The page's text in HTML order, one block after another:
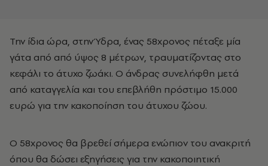
Την ίδια ώρα, στην Ύδρα, ένας 58χρονος πέταξε μία
γάτα από από ύψος 8 μέτρων, τραυματίζοντας στο
κεφάλι το άτυχο ζωάκι. Ο άνδρας συνελήφθη μετά
από καταγγελία και του επεβλήθη πρόστιμο 15.000
ευρώ για την κακοποίηση του άτυχου ζώου.
Ο 58χρονος θα βρεθεί σήμερα ενώπιον του ανακριτή
όπου θα δώσει εξηγήσεις για την κακοποιητική